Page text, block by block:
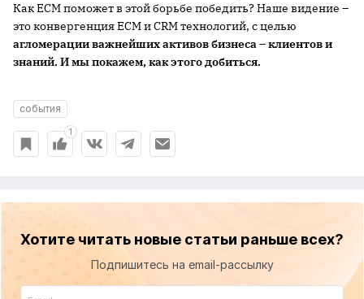
Как ECM поможет в этой борьбе победить? Наше видение –
это конвергенция ECM и CRM технологий, с целью
агломерации важнейших активов бизнеса – клиентов и
знаний. И мы покажем, как этого добиться.
события
1
Хотите читать новые статьи раньше всех?
Подпишитесь на email-рассылку